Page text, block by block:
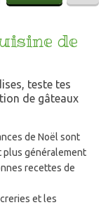
de
teste tes
de gâteaux
de Noël sont
plus généralement
recettes de
et les